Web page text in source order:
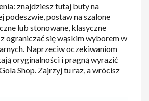
znajdziesz tutaj buty na
podeszwie, postaw na szalone
lub stonowane, klasyczne
ograniczać się wąskim wyborem w
Naprzeciw oczekiwaniom
oryginalności i pragną wyrazić
Shop. Zajrzyj tu raz, a wrócisz